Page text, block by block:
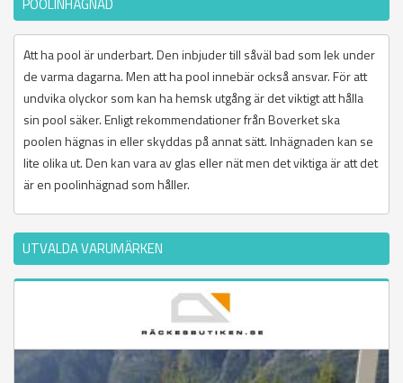
POOLINHÄGNAD
Att ha pool är underbart. Den inbjuder till såväl bad som lek under
de varma dagarna. Men att ha pool innebär också ansvar. För att
undvika olyckor som kan ha hemsk utgång är det viktigt att hålla
sin pool säker. Enligt rekommendationer från Boverket ska
poolen hägnas in eller skyddas på annat sätt. Inhägnaden kan se
lite olika ut. Den kan vara av glas eller nät men det viktiga är att det
är en poolinhägnad som håller.
UTVALDA VARUMÄRKEN